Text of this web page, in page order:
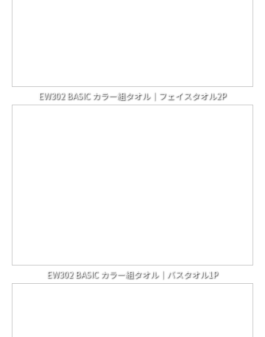
EW302 BASIC カラー組タオル｜フェイスタオル2P
EW302 BASIC カラー組タオル｜バスタオル1P